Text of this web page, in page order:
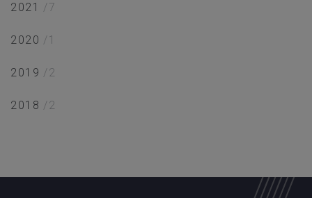
2021 /7
2020 /1
2019 /2
2018 /2